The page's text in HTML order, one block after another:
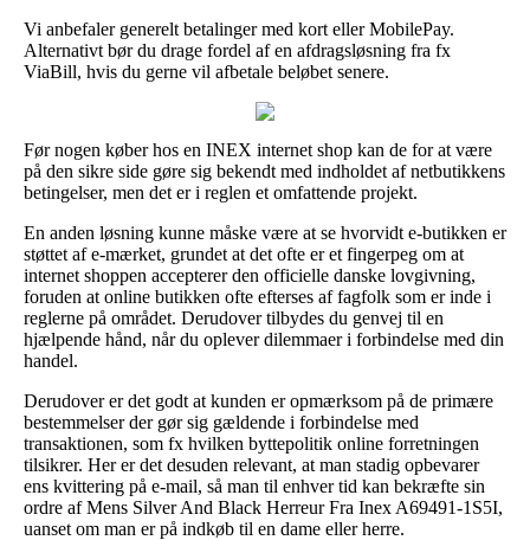
Vi anbefaler generelt betalinger med kort eller MobilePay.
Alternativt bør du drage fordel af en afdragsløsning fra fx
ViaBill, hvis du gerne vil afbetale beløbet senere.
Før nogen køber hos en INEX internet shop kan de for at være
på den sikre side gøre sig bekendt med indholdet af netbutikkens
betingelser, men det er i reglen et omfattende projekt.
En anden løsning kunne måske være at se hvorvidt e-butikken er
støttet af e-mærket, grundet at det ofte er et fingerpeg om at
internet shoppen accepterer den officielle danske lovgivning,
foruden at online butikken ofte efterses af fagfolk som er inde i
reglerne på området. Derudover tilbydes du genvej til en
hjælpende hånd, når du oplever dilemmaer i forbindelse med din
handel.
Derudover er det godt at kunden er opmærksom på de primære
bestemmelser der gør sig gældende i forbindelse med
transaktionen, som fx hvilken byttepolitik online forretningen
tilsikrer. Her er det desuden relevant, at man stadig opbevarer
ens kvittering på e-mail, så man til enhver tid kan bekræfte sin
ordre af Mens Silver And Black Herreur Fra Inex A69491-1S5I,
uanset om man er på indkøb til en dame eller herre.